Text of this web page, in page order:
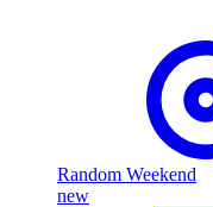
Random Weekend
new